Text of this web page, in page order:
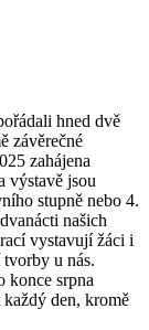
hned dvě
závěrečné
zahájena
výstavě jsou
stupně nebo 4.
našich
vystavují žáci i
tvorby u nás.
konce srpna
den, kromě